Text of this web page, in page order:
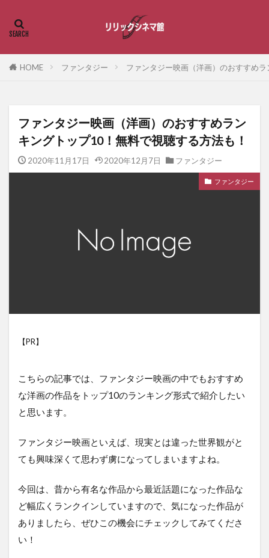
HOME ファンタジー ファンタジー映画（洋画）のおすすめ
ファンタジー映画（洋画）のおすすめラン
キングトップ10！無料で視聴する方法も！
2020年11月17日 2020年12月7日 ファンタジー
ファンタジー
【PR】
こちらの記事では、ファンタジー映画の中でもおすすめ
な洋画の作品をトップ10のランキング形式で紹介したい
と思います。
ファンタジー映画といえば、現実とは違った世界観がと
ても興味深くて思わず虜になってしまいますよね。
今回は、昔から有名な作品から最近話題になった作品な
ど幅広くランクインしていますので、気になった作品が
ありましたら、ぜひこの機会にチェックしてみてくださ
い！